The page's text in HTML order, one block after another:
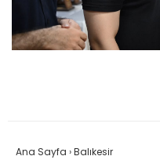
Ana Sayfa ›Balıkesir